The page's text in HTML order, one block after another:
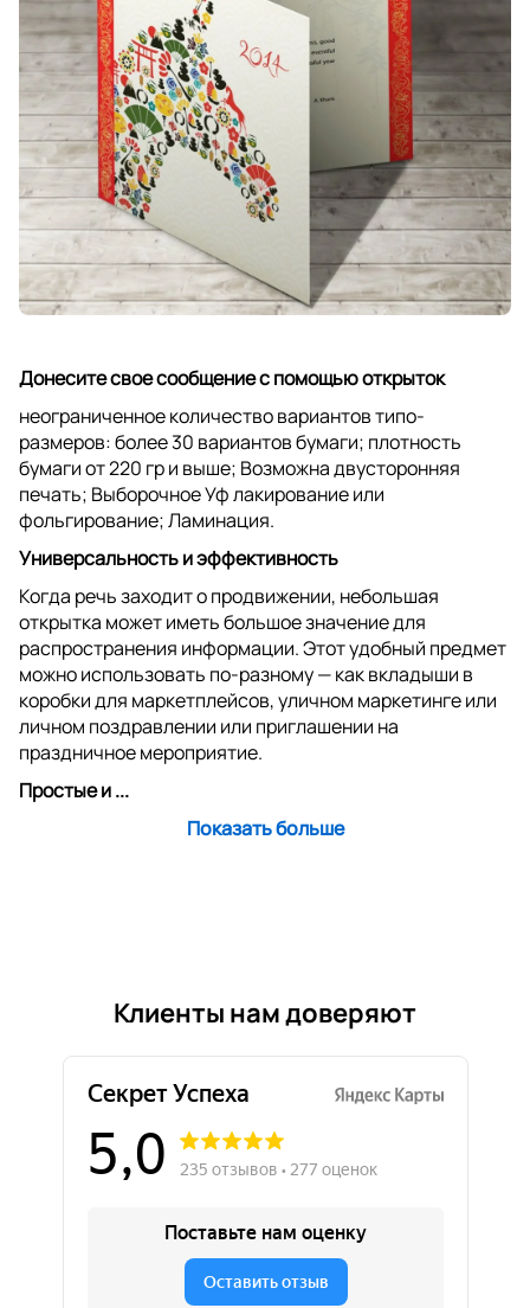
Донесите свое сообщение с помощью открыток
неограниченное количество вариантов типо-
размеров: более 30 вариантов бумаги; плотность
бумаги от 220 гр и выше; Возможна двусторонняя
печать; Выборочное Уф лакирование или
фольгирование; Ламинация.
Универсальность и эффективность
Когда речь заходит о продвижении, небольшая
открытка может иметь большое значение для
распространения информации. Этот удобный предмет
можно использовать по-разному — как вкладыши в
коробки для маркетплейсов, уличном маркетинге или
личном поздравлении или приглашении на
праздничное мероприятие.
Простые и ...
Показать больше
Клиенты нам доверяют